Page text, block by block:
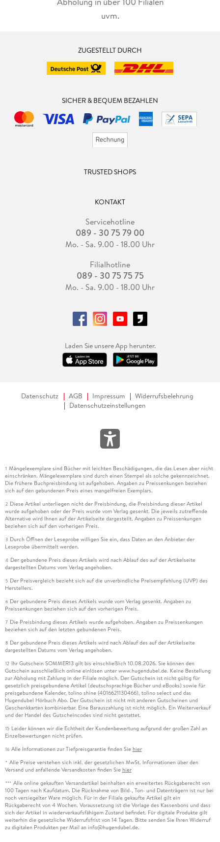
uvm.
ZUGESTELLT DURCH
SICHER & BEQUEM BEZAHLEN
TRUSTED SHOPS
KONTAKT
Servicehotline
089 - 30 75 79 00
Mo. - Sa. 9.00 - 18.00 Uhr
Filialhotline
089 - 30 75 75 75
Mo. - Sa. 9.00 - 18.00 Uhr
Laden Sie unsere App herunter.
Datenschutz AGB Impressum
Widerrufsbelehrung
Datenschutzeinstellungen
1 Mängelexemplare sind Bücher mit leichten Beschädigungen, die das Lesen aber nicht
einschränken. Mängelexemplare sind durch einen Stempel als solche gekennzeichnet.
Die frühere Buchpreisbindung ist aufgehoben. Angaben zu Preissenkungen beziehen
sich auf den gebundenen Preis eines mangelfreien Exemplars.
2 Diese Artikel unterliegen nicht der Preisbindung, die Preisbindung dieser Artikel
wurde aufgehoben oder der Preis wurde vom Verlag gesenkt. Die jeweils zutreffende
Alternative wird Ihnen auf der Artikelseite dargestellt. Angaben zu Preissenkungen
beziehen sich auf den vorherigen Preis.
3 Durch Öffnen der Leseprobe willigen Sie ein, dass Daten an den Anbieter der
Leseprobe übermittelt werden.
4 Der gebundene Preis dieses Artikels wird nach Ablauf des auf der Artikelseite
dargestellten Datums vom Verlag angehoben.
5 Der Preisvergleich bezieht sich auf die unverbindliche Preisempfehlung (UVP) des
Herstellers.
6 Der gebundene Preis dieses Artikels wurde vom Verlag gesenkt. Angaben zu
Preissenkungen beziehen sich auf den vorherigen Preis.
7 Die Preisbindung dieses Artikels wurde aufgehoben. Angaben zu Preissenkungen
beziehen sich auf den letzten gebundenen Preis.
8 Der gebundene Preis dieses Artikels wird nach Ablauf des auf der Artikelseite
dargestellten Datums vom Verlag angehoben.
12 Ihr Gutschein SOMMER13 gilt bis einschließlich 10.08.2026. Sie können den
Gutschein ausschließlich online einlösen unter www.hugendubel.de. Keine Bestellung
zur Abholung mit Zahlung in der Filiale möglich. Der Gutschein ist nicht gültig für
gesetzlich preisgebundene Artikel (deutschsprachige Bücher und eBooks) sowie für
preisgebundene Kalender, tolino shine (4016621130466), tolino select und das
Hugendubel Hörbuch Abo. Der Gutschein ist nicht mit anderen Gutscheinen und
Geschenkkarten kombinierbar. Eine Barauszahlung ist nicht möglich. Ein Weiterverkauf
und der Handel des Gutscheincodes sind nicht gestattet.
15 Leider können wir die Echtheit der Kundenbewertung aufgrund der großen Zahl an
Einzelbewertungen nicht prüfen.
16 Alle Informationen zur Tiefpreisgarantie finden Sie hier
* Alle Preise verstehen sich inkl. der gesetzlichen MwSt. Informationen über den
Versand und anfallende Versandkosten finden Sie hier
*** Alle online gekauften Versandartikel beinhalten ein erweitertes Rückgaberecht von
100 Tagen nach Kaufdatum. Die Rücknahme von Bild-, Ton- und Datenträgern ist nur bei
noch versiegelter Ware möglich. Für in der Filiale gekaufte Artikel gilt ein
Rückgaberecht von 4 Wochen. Voraussetzung ist die Vorlage des Kassenbons und dass
sich der Artikel in wiederverkaufsfähigem Zustand befindet. Für digitale Produkte gilt
weiterhin die gesetzliche Widerrufsfrist von 14 Tagen. Bitte senden Sie Ihren Widerruf
zu digitalen Produkten per Mail an info@hugendubel.de.